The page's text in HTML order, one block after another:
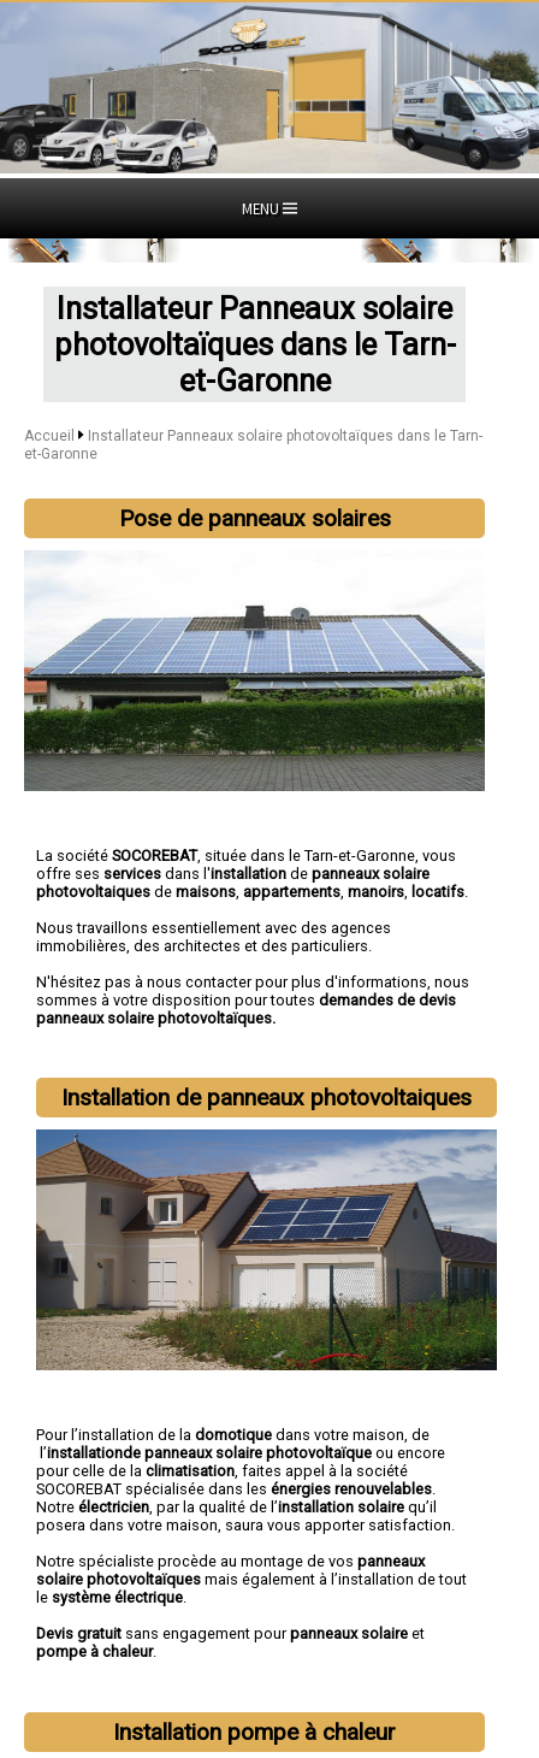
MENU
Installateur Panneaux solaire
photovoltaïques dans le Tarn-
et-Garonne
Accueil
Installateur Panneaux solaire photovoltaïques dans le Tarn-
et-Garonne
Pose de panneaux solaires
La société SOCOREBAT, située dans le Tarn-et-Garonne, vous
offre ses services dans l'installation de panneaux solaire
photovoltaiques de maisons appartements manoirs locatifs
Nous travaillons essentiellement avec des agences
immobilières, des architectes et des particuliers.
N'hésitez pas à nous contacter pour plus d'informations, nous
sommes à votre disposition pour toutes demandes de devis
panneaux solaire photovoltaïques.
Installation de panneaux photovoltaiques
Pour l’installation de la domotique dans votre maison, de
l’installationde panneaux solaire photovoltaïque ou encore
pour celle de la climatisation, faites appel à la société
SOCOREBAT spécialisée dans les énergies renouvelables.
Notre électricien, par la qualité de l’installation solaire qu’il
posera dans votre maison, saura vous apporter satisfaction.
Notre spécialiste procède au montage de vos panneaux
solaire photovoltaïques mais également à l’installation de tout
le système électrique.
Devis gratuit sans engagement pourpanneaux solaire et
pompe à chaleur.
Installation pompe à chaleur